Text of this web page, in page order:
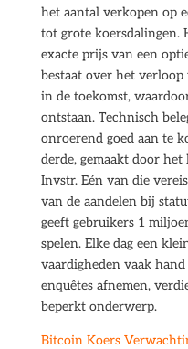
het aantal verkopen op
tot grote koersdalingen.
exacte prijs van een
bestaat over het
in de toekomst,
ontstaan. Technisch
onroerend goed aan te
derde, gemaakt door
Invstr. Eén van die
van de aandelen bij
geeft gebruikers 1
spelen. Elke dag een
vaardigheden vaak
enquêtes afnemen,
beperkt onderwerp.
Bitcoin Koers